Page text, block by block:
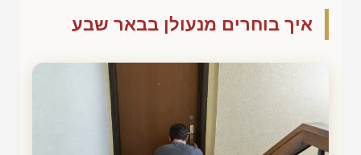
איך בוחרים מנעולן בבאר שבע